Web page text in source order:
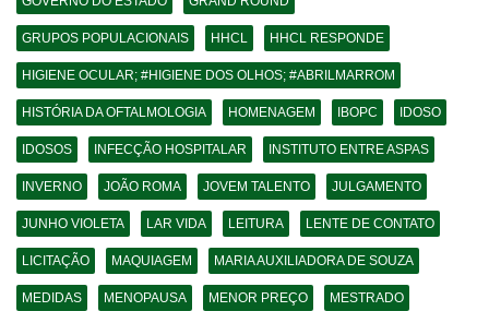
GRUPOS POPULACIONAIS HHCL HHCL RESPONDE
HIGIENE OCULAR; #HIGIENE DOS OLHOS; #ABRILMARROM
HISTÓRIA DA OFTALMOLOGIA HOMENAGEM IBOPC IDOSO
IDOSOS INFECÇÃO HOSPITALAR INSTITUTO ENTRE ASPAS
INVERNO JOÃO ROMA JOVEM TALENTO JULGAMENTO
JUNHO VIOLETA LAR VIDA LEITURA LENTE DE CONTATO
LICITAÇÃO MAQUIAGEM MARIA AUXILIADORA DE SOUZA
MEDIDAS MENOPAUSA MENOR PREÇO MESTRADO